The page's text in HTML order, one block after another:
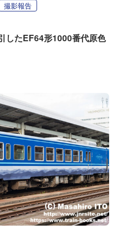
撮影報告
したEF64形1000番代原色